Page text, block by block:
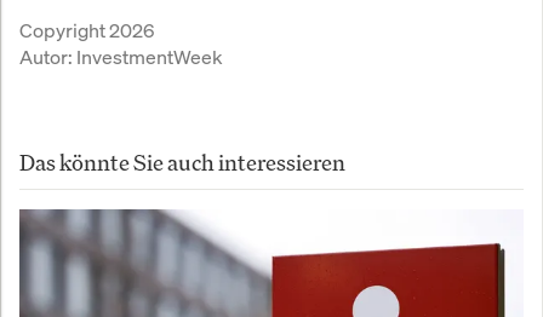
Copyright 2026
Autor: InvestmentWeek
Das könnte Sie auch interessieren